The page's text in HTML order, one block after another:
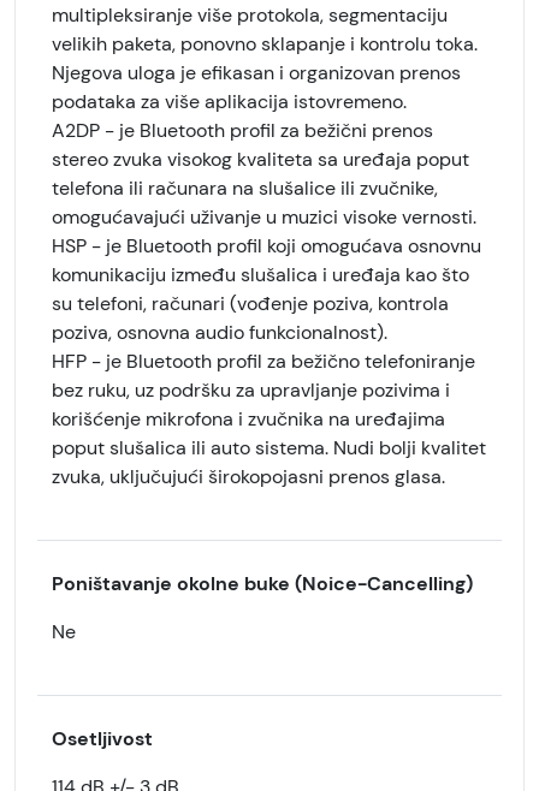
multipleksiranje više protokola, segmentaciju
velikih paketa, ponovno sklapanje i kontrolu toka.
Njegova uloga je efikasan i organizovan prenos
podataka za više aplikacija istovremeno.
A2DP - je Bluetooth profil za bežični prenos
stereo zvuka visokog kvaliteta sa uređaja poput
telefona ili računara na slušalice ili zvučnike,
omogućavajući uživanje u muzici visoke vernosti.
HSP - je Bluetooth profil koji omogućava osnovnu
komunikaciju između slušalica i uređaja kao što
su telefoni, računari (vođenje poziva, kontrola
poziva, osnovna audio funkcionalnost).
HFP - je Bluetooth profil za bežično telefoniranje
bez ruku, uz podršku za upravljanje pozivima i
korišćenje mikrofona i zvučnika na uređajima
poput slušalica ili auto sistema. Nudi bolji kvalitet
zvuka, uključujući širokopojasni prenos glasa.
Poništavanje okolne buke (Noice-Cancelling)
Ne
Osetljivost